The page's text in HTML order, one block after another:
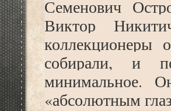
Семенович
Виктор
коллекционеры
собирали, и
минимальное.
«абсолютным